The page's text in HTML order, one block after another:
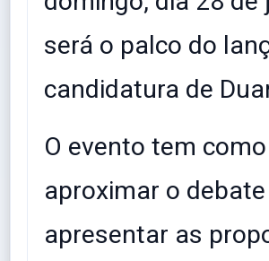
será o palco do
candidatura de
​O evento tem
aproximar o
apresentar as